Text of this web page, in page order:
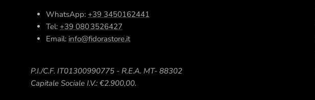
WhatsApp: +39 3450162441
Tel: +39 080 3526427
Email: info@fidorastore.it
P.I./C.F. IT01300990775 - R.E.A. MT- 88302
Capitale Sociale I.V.: €2.900,00.